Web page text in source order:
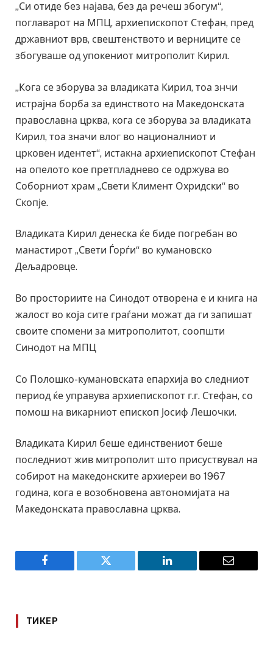
„Си отиде без најава, без да речеш збогум“,
поглаварот на МПЦ, архиепископот Стефан, пред
државниот врв, свештенството и верниците се
збогуваше од упокениот митрополит Кирил.
„Кога се зборува за владиката Кирил, тоа знчи
истрајна борба за единството на Македонската
православна црква, кога се зборува за владиката
Кирил, тоа значи влог во националниот и
црковен идентет“, истакна архиепископот Стефан
на опелото кое претпладнево се одржува во
Соборниот храм „Свети Климент Охридски“ во
Скопје.
Владиката Кирил денеска ќе биде погребан во
манастирот „Свети Ѓорѓи“ во кумановско
Дељадровце.
Во просториите на Синодот отворена е и книга на
жалост во која сите граѓани можат да ги запишат
своите спомени за митрополитот, соопшти
Синодот на МПЦ
Со Полошко-кумановската епархија во следниот
период ќе управува архиепископот г.г. Стефан, со
помош на викарниот епископ Јосиф Лешочки.
Владиката Кирил беше единствениот беше
последниот жив митрополит што присуствувал на
собирот на македонските архиереи во 1967
година, кога е возобновена автономијата на
Македонската православна црква.
Facebook Twitter LinkedIn Email
ТИКЕР